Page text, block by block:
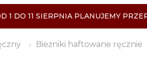
1 DO 11 SIERPNIA PLANUJEMY
Bieżniki haftowane ręcznie